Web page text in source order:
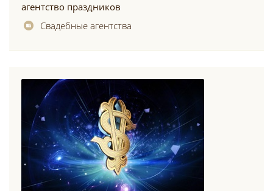
агентство праздников
Свадебные агентства